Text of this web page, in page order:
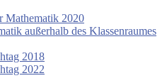
Mathematik 2020
außerhalb des Klassenraumes
2018
2022